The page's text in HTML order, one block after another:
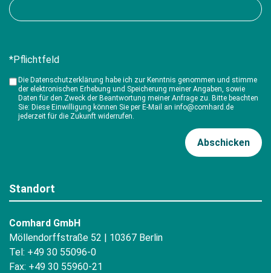
*Pflichtfeld
Die Datenschutzerklärung habe ich zur Kenntnis genommen und stimme
der elektronischen Erhebung und Speicherung meiner Angaben, sowie
Daten für den Zweck der Beantwortung meiner Anfrage zu. Bitte beachten
Sie: Diese Einwilligung können Sie per E-Mail an info@comhard.de
jederzeit für die Zukunft widerrufen.
Standort
Comhard GmbH
Möllendorffstraße 52 | 10367 Berlin
Tel: +49 30 55096-0
Fax: +49 30 55960-21